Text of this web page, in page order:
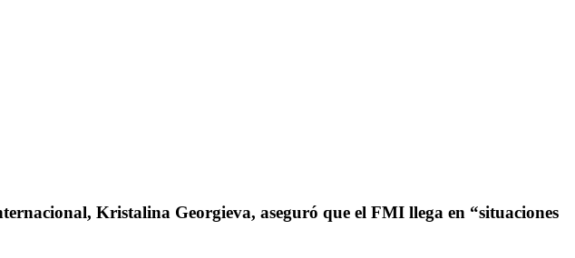
Kristalina Georgieva, aseguró que el FMI llega en “situaciones